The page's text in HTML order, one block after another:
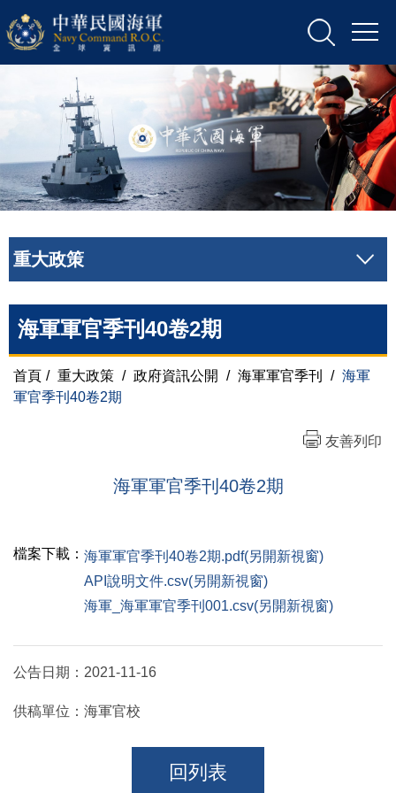
重大政策
海軍軍官季刊40卷2期
首頁 / 重大政策 / 政府資訊公開 / 海軍軍官季刊 / 海軍
軍官季刊40卷2期
友善列印
海軍軍官季刊40卷2期
檔案下載： 海軍軍官季刊40卷2期.pdf(另開新視窗)
API說明文件.csv(另開新視窗)
海軍_海軍軍官季刊001.csv(另開新視窗)
公告日期： 2021-11-16
供稿單位： 海軍官校
回列表